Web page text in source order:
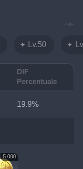
Lv.50
DIF
Percentuale
19.9%
5.000